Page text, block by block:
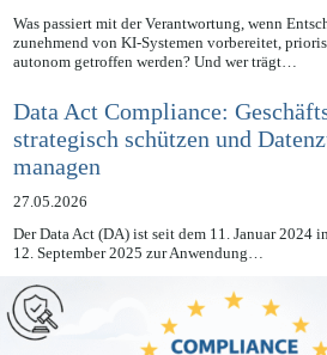
28.05.2026
Was passiert mit der Verantwortung, wenn
zunehmend von KI-Systemen vorbereitet,
Data Act Compliance:
strategisch schützen und
managen
27.05.2026
Der Data Act (DA) ist seit dem 11. Januar 2024